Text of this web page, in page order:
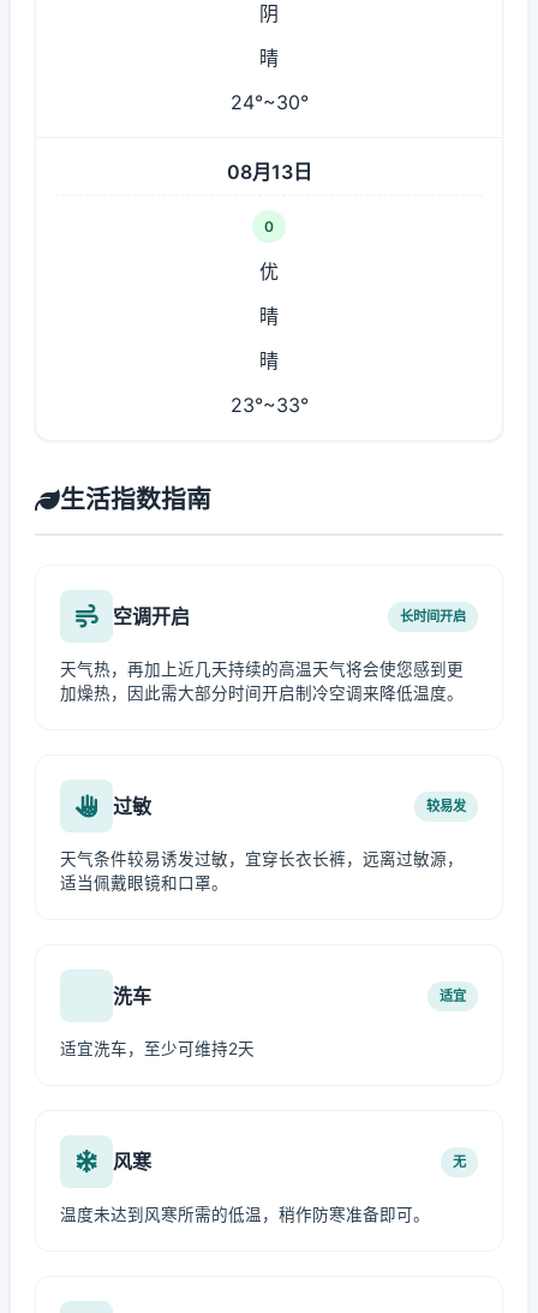
阴
晴
24°~30°
08月13日
0
优
晴
晴
23°~33°
生活指数指南
空调开启 长时间开启
天气热，再加上近几天持续的高温天气将会使您感到更
加燥热，因此需大部分时间开启制冷空调来降低温度。
过敏 较易发
天气条件较易诱发过敏，宜穿长衣长裤，远离过敏源，
适当佩戴眼镜和口罩。
洗车 适宜
适宜洗车，至少可维持2天
风寒 无
温度未达到风寒所需的低温，稍作防寒准备即可。